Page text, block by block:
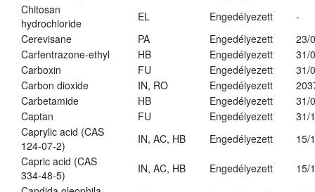
Chitosan
hydrochloride
EL Engedélyezett
-
Cerevisane
PA Engedélyezett
23/
Carfentrazone-ethyl
HB Engedélyezett
31/
Carboxin
FU Engedélyezett
31/
Carbon dioxide
IN, RO Engedélyezett
Carbetamide
HB Engedélyezett
31/
Captan
FU Engedélyezett
31/
Caprylic acid (CAS
124-07-2)
IN, AC, HB Engedélyezett
15/
Capric acid (CAS
334-48-5)
IN, AC, HB Engedélyezett
15/